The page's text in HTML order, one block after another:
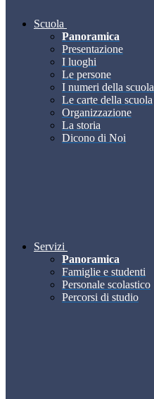
Scuola
Panoramica
Presentazione
I luoghi
Le persone
I numeri della scuola
Le carte della scuola
Organizzazione
La storia
Dicono di Noi
Servizi
Panoramica
Famiglie e studenti
Personale scolastico
Percorsi di studio